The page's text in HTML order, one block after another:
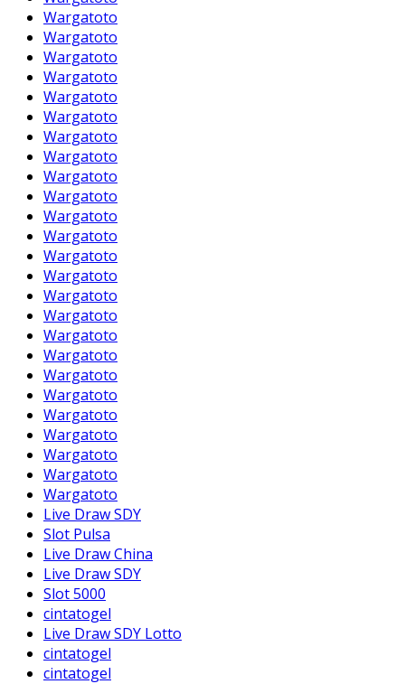
Wargatoto
Wargatoto
Wargatoto
Wargatoto
Wargatoto
Wargatoto
Wargatoto
Wargatoto
Wargatoto
Wargatoto
Wargatoto
Wargatoto
Wargatoto
Wargatoto
Wargatoto
Wargatoto
Wargatoto
Wargatoto
Wargatoto
Wargatoto
Wargatoto
Wargatoto
Wargatoto
Wargatoto
Wargatoto
Live Draw SDY
Slot Pulsa
Live Draw China
Live Draw SDY
Slot 5000
cintatogel
Live Draw SDY Lotto
cintatogel
cintatogel